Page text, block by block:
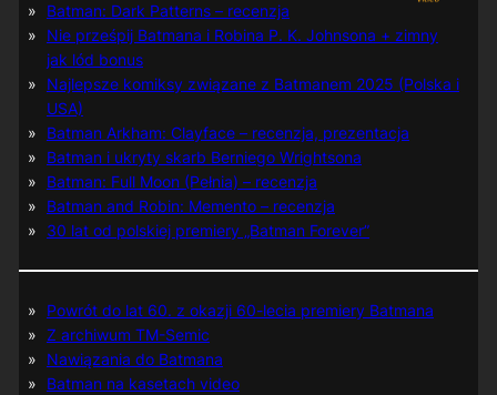
Batman: Dark Patterns – recenzja
Nie prześpij Batmana i Robina P. K. Johnsona + zimny
jak lód bonus
Najlepsze komiksy związane z Batmanem 2025 (Polska i
USA)
Batman Arkham: Clayface – recenzja, prezentacja
Batman i ukryty skarb Berniego Wrightsona
Batman: Full Moon (Pełnia) – recenzja
Batman and Robin: Memento – recenzja
30 lat od polskiej premiery „Batman Forever”
Powrót do lat 60. z okazji 60-lecia premiery Batmana
Z archiwum TM-Semic
Nawiązania do Batmana
Batman na kasetach video